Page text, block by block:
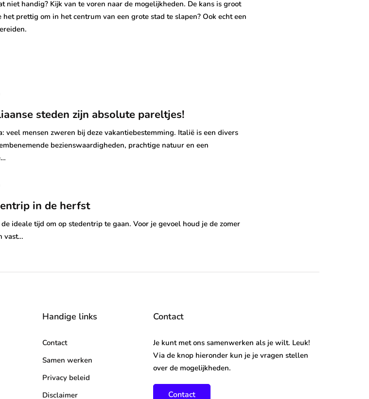
niet handig? Kijk van te voren naar de mogelijkheden. De kans is groot
prettig om in het centrum van een grote stad te slapen? Ook echt een
steden zijn absolute pareltjes!
veel mensen zweren bij deze vakantiebestemming. Italië is een divers
bezienswaardigheden, prachtige natuur en een
in de herfst
ideale tijd om op stedentrip te gaan. Voor je gevoel houd je de zomer
vast…
Handige links
Contact
Samen werken
Privacy beleid
Disclaimer
Contact
Je kunt met ons samenwerken als je wilt. Leuk!
Via de knop hieronder kun je je vragen stellen
over de mogelijkheden.
Contact